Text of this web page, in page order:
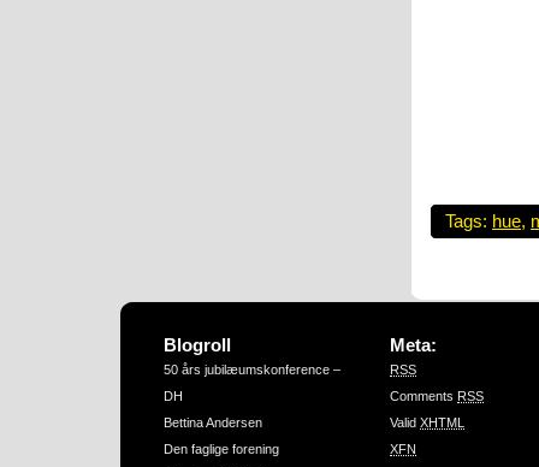
Tags: hue,
Blogroll
50 års jubilæumskonference –
DH
Bettina Andersen
Den faglige forening
Meta:
RSS
Comments RSS
Valid XHTML
XFN